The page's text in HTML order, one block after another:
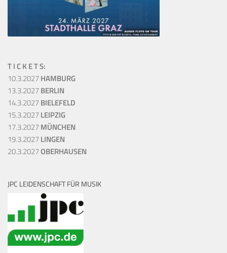
T I C K E T S:
10.3.2027HAMBURG
13.3.2027BERLIN
14.3.2027BIELEFELD
15.3.2027LEIPZIG
17.3.2027MÜNCHEN
19.3.2027LINGEN
20.3.2027OBERHAUSEN
JPC LEIDENSCHAFT FÜR MUSIK